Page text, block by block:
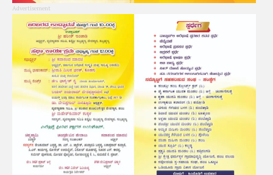
Advertisement